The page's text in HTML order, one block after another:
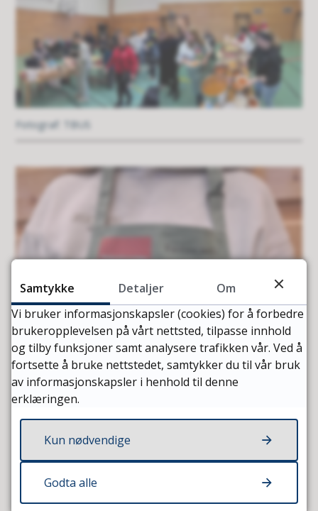
TBUS
Samtykke Detaljer
Om
Vi bruker informasjonskapsler (cookies) for å forbedre
brukeropplevelsen på vårt nettsted, tilpasse innhold
og tilby funksjoner samt analysere trafikken vår. Ved å
fortsette å bruke nettstedet, samtykker du til vår bruk
av informasjonskapsler i henhold til denne
erklæringen.
Kun nødvendige
Godta alle